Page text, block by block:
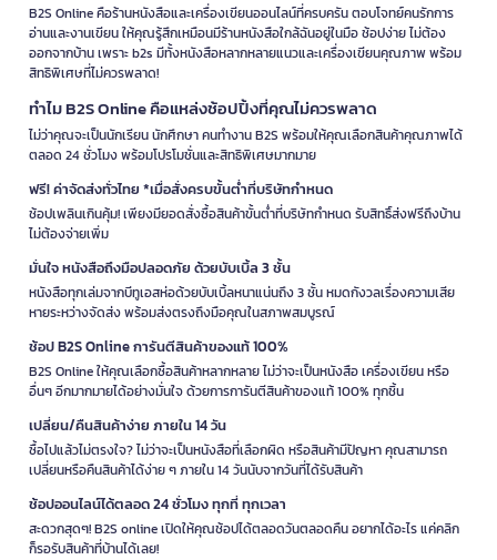
B2S Online คือร้านหนังสือและเครื่องเขียนออนไลน์ที่ครบครัน ตอบโจทย์คนรักการ
อ่านและงานเขียน ให้คุณรู้สึกเหมือนมีร้านหนังสือใกล้ฉันอยู่ในมือ ช้อปง่าย ไม่ต้อง
ออกจากบ้าน เพราะ b2s มีทั้งหนังสือหลากหลายแนวและเครื่องเขียนคุณภาพ พร้อม
สิทธิพิเศษที่ไม่ควรพลาด!
ทำไม B2S Online คือแหล่งช้อปปิ้งที่คุณไม่ควรพลาด
ไม่ว่าคุณจะเป็นนักเรียน นักศึกษา คนทำงาน B2S พร้อมให้คุณเลือกสินค้าคุณภาพได้
ตลอด 24 ชั่วโมง พร้อมโปรโมชั่นและสิทธิพิเศษมากมาย
ฟรี! ค่าจัดส่งทั่วไทย *เมื่อสั่งครบขั้นต่ำที่บริษัทกำหนด
ช้อปเพลินเกินคุ้ม! เพียงมียอดสั่งซื้อสินค้าขั้นต่ำที่บริษัทกำหนด รับสิทธิ์ส่งฟรีถึงบ้าน
ไม่ต้องจ่ายเพิ่ม
มั่นใจ หนังสือถึงมือปลอดภัย ด้วยบับเบิ้ล 3 ชั้น
หนังสือทุกเล่มจากบีทูเอสห่อด้วยบับเบิ้ลหนาแน่นถึง 3 ชั้น หมดกังวลเรื่องความเสีย
หายระหว่างจัดส่ง พร้อมส่งตรงถึงมือคุณในสภาพสมบูรณ์
ช้อป B2S Online การันตีสินค้าของแท้ 100%
B2S Online ให้คุณเลือกซื้อสินค้าหลากหลาย ไม่ว่าจะเป็นหนังสือ เครื่องเขียน หรือ
อื่นๆ อีกมากมายได้อย่างมั่นใจ ด้วยการการันตีสินค้าของแท้ 100% ทุกชิ้น
เปลี่ยน/คืนสินค้าง่าย ภายใน 14 วัน
ซื้อไปแล้วไม่ตรงใจ? ไม่ว่าจะเป็นหนังสือที่เลือกผิด หรือสินค้ามีปัญหา คุณสามารถ
เปลี่ยนหรือคืนสินค้าได้ง่าย ๆ ภายใน 14 วันนับจากวันที่ได้รับสินค้า
ช้อปออนไลน์ได้ตลอด 24 ชั่วโมง ทุกที่ ทุกเวลา
สะดวกสุดๆ! B2S online เปิดให้คุณช้อปได้ตลอดวันตลอดคืน อยากได้อะไร แค่คลิก
ก็รอรับสินค้าที่บ้านได้เลย!